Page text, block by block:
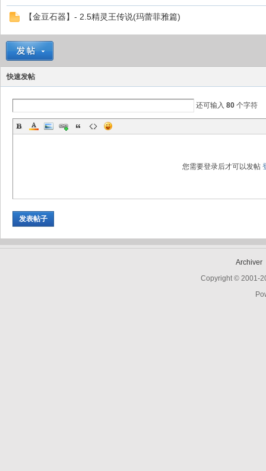
【金豆石器】- 2.5精灵王传说(玛蕾菲雅篇)
快速发帖
还可输入 80 个字符
您需要登录后才可以发帖
发表帖子
Archiver
Copyright © 2001-